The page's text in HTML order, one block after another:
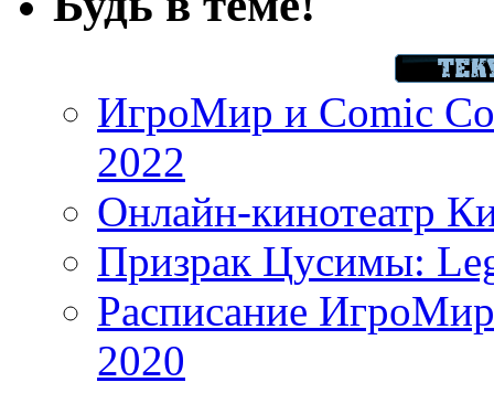
ИгроМир и Comic
2022
Онлайн-кинотеатр
Призрак Цусимы:
Расписание
2020